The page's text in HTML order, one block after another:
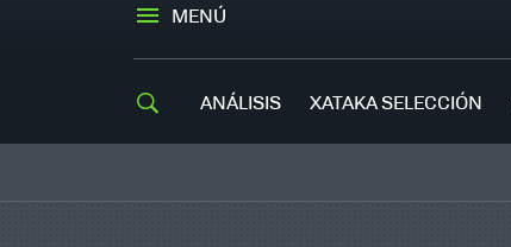
MENÚ
ANÁLISIS XATAKA SELECCIÓN